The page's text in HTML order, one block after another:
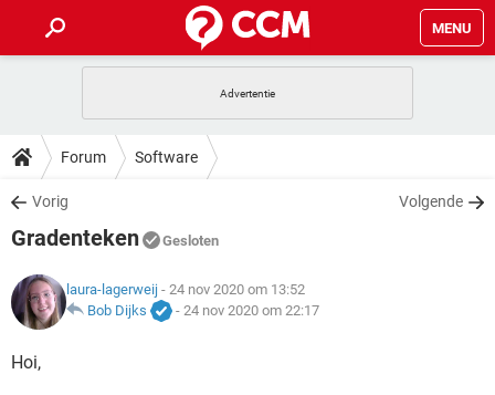
MENU
INSTAGRAM
NETFLIX
GRATIS
TIKTOK
HOW-TO
VIDEOBELLEN
GRATIS SNAPCHAT
TIKTOK
DOWNLOADS
VIDEOBELLEN
INSTAGRAM
NETFLIX CORONAVIRUS
GRATIS
VIDEOBELLEN GAMES
INSTAGRAM
NETFLIX
ARTIKELEN
VIDEOBELLEN
Forum Software
Vorig Volgende
Gradenteken Gesloten
laura-lagerweij - 24 nov 2020 om 13:52
Bob Dijks
- 24 nov 2020 om 22:17
Hoi,